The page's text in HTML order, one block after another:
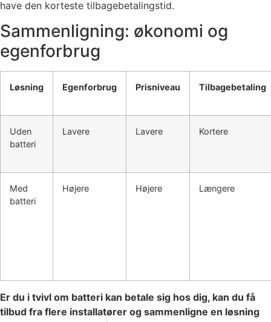
have den korteste tilbagebetalingstid.
Sammenligning: økonomi og
egenforbrug
Løsning Egenforbrug Prisniveau Tilbagebetaling
Uden
batteri
Lavere Lavere Kortere
Med
batteri
Højere Højere Længere
Er du i tvivl om batteri kan betale sig hos dig, kan du få
tilbud fra flere installatører og sammenligne en løsning